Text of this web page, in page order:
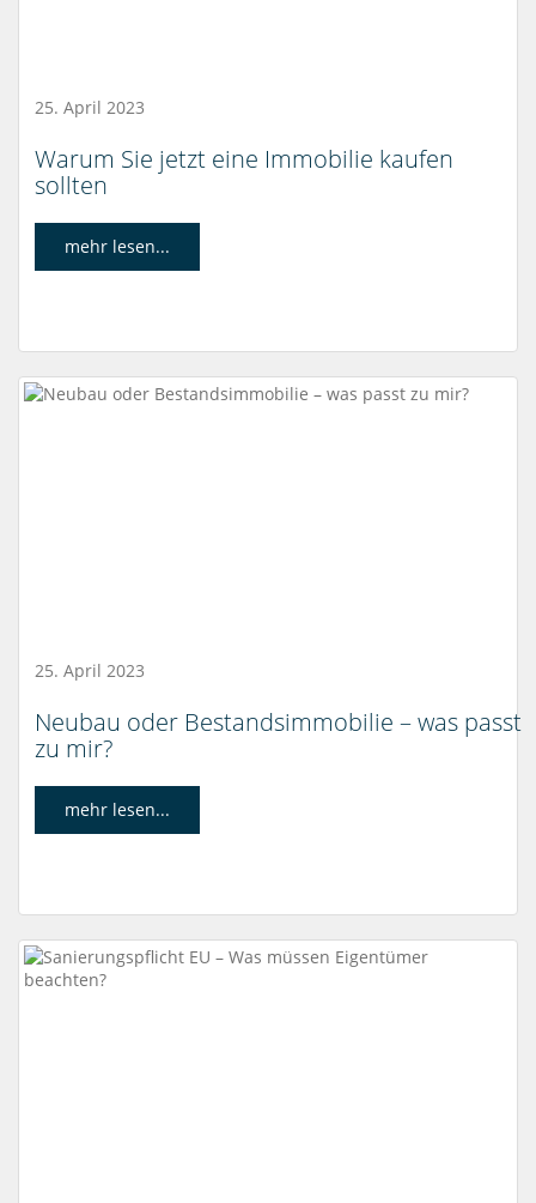
25. April 2023
Warum Sie jetzt eine Immobilie kaufen
sollten
mehr lesen...
25. April 2023
Neubau oder Bestandsimmobilie – was passt
zu mir?
mehr lesen...